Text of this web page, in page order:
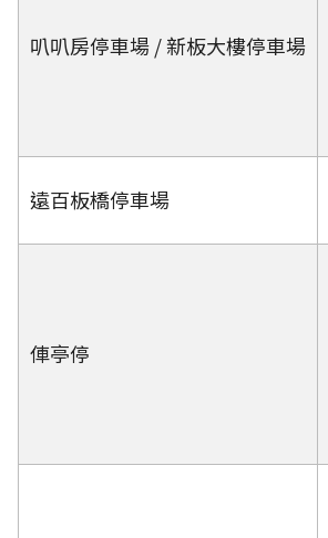
叭叭房停車場 / 新板大樓停車場
遠百板橋停車場
俥亭停